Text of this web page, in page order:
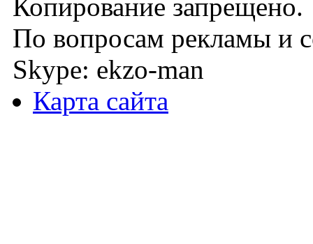
Копирование запрещено.
По вопросам рекламы и
Skype: ekzo-man
Карта сайта